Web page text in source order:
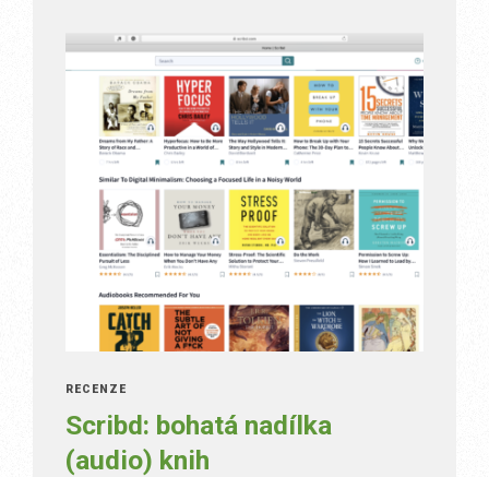
RECENZE
Scribd: bohatá nadílka
(audio) knih